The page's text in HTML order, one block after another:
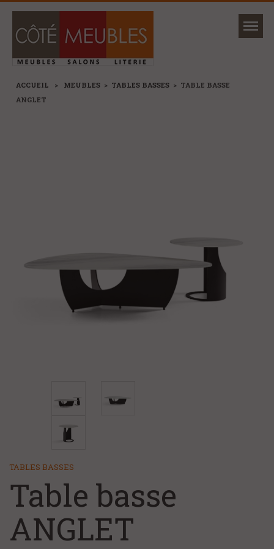
Mon magasin Ma sélection
RANGEMENTS
CHAMBRE ET LITERIE
ACCUEIL > MEUBLES > TABLES BASSES > TABLE BASSE
ANGLET
TABLES BASSES
Table basse
ANGLET